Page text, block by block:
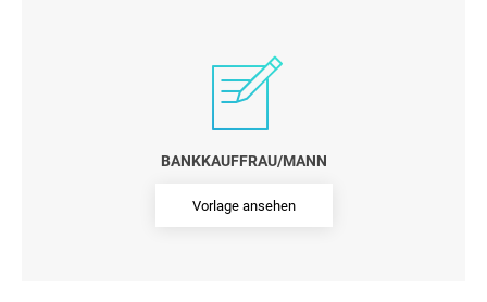
BANKKAUFFRAU/MANN
Vorlage ansehen